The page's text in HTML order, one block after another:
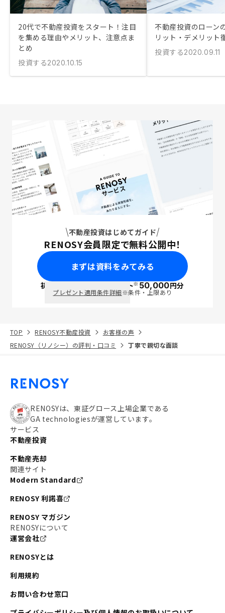
20代で不動産投資をスタート！注目
を集める理由やメリット、注意点ま
とめ
投資する2020.10.15
不動産投資のローン
リット・デメリット
投資する2020.09.11
不動産投資はじめてガイド
RENOSY会員限定で無料公開中！
まずは資料をみてみる
初回面談で ポイント※50,000円分
プレゼント適用条件詳細※条件・上限あり
TOP RENOSY不動産投資
お客様の声
RENOSY（リノシー）の評判・口コミ
丁寧で親切な面談
RENOSYは、東証グロース上場企業である
GA technologiesが運営しています。
サービス
不動産投資
不動産売却
関連サイト
Modern Standard
RENOSY 利諾喜
RENOSY マガジン
RENOSYについて
運営会社
RENOSYとは
利用規約
お問い合わせ窓口